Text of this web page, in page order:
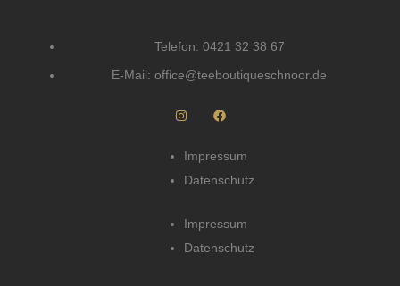
Telefon: 0421 32 38 67
E-Mail: office@teeboutiqueschnoor.de
I
s
a
a
F
c
b
o
k
Impressum
Datenschutz
Impressum
Datenschutz